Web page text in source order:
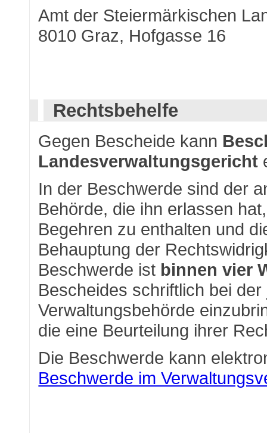
Amt der Steiermärkischen
8010 Graz, Hofgasse 16
Rechtsbehelfe
Gegen Bescheide kann
Landesverwaltungsgericht
In der Beschwerde sind der
Behörde, die ihn erlassen
Begehren zu enthalten und
Behauptung der
Beschwerde ist binnen vier
Bescheides schriftlich bei
Verwaltungsbehörde
die eine Beurteilung ihrer
Die Beschwerde kann
Beschwerde im